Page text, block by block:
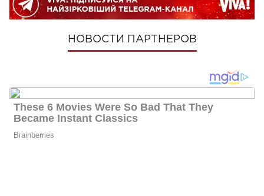
НОВОСТИ ПАРТНЕРОВ